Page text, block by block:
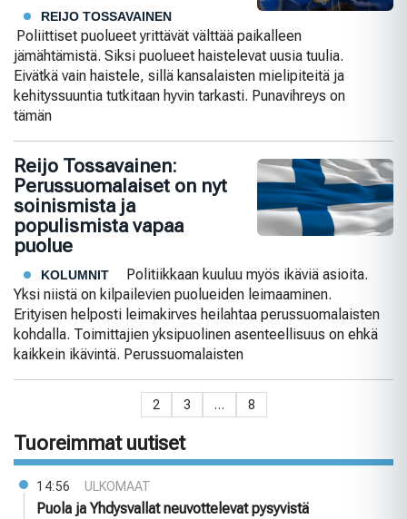
REIJO TOSSAVAINEN
Poliittiset puolueet yrittävät välttää paikalleen
jämähtämistä. Siksi puolueet haistelevat uusia tuulia.
Eivätkä vain haistele, sillä kansalaisten mielipiteitä ja
kehityssuuntia tutkitaan hyvin tarkasti. Punavihreys on
tämän
Reijo Tossavainen:
Perussuomalaiset on nyt
soinismista ja
populismista vapaa
puolue
KOLUMNIT
Politiikkaan kuuluu myös ikäviä asioita.
Yksi niistä on kilpailevien puolueiden leimaaminen.
Erityisen helposti leimakirves heilahtaa perussuomalaisten
kohdalla. Toimittajien yksipuolinen asenteellisuus on ehkä
kaikkein ikävintä. Perussuomalaisten
2 3 … 8
Tuoreimmat uutiset
14:56 ULKOMAAT
Puola ja Yhdysvallat neuvottelevat pysyvistä